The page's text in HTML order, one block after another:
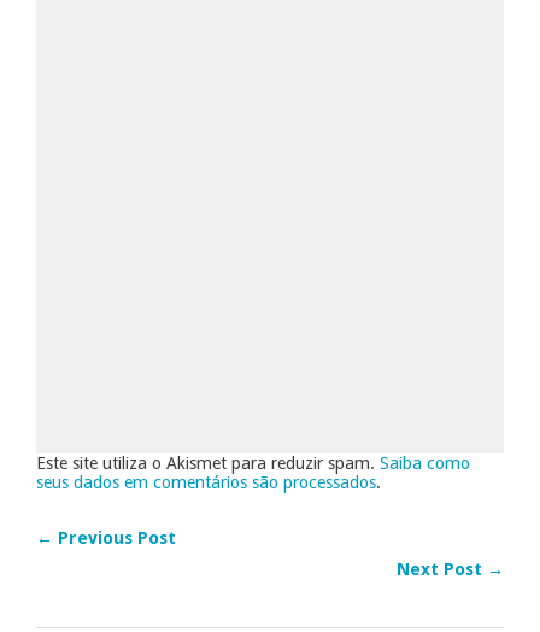
Este site utiliza o Akismet para reduzir spam. Saiba como
seus dados em comentários são processados.
← Previous Post
Next Post →